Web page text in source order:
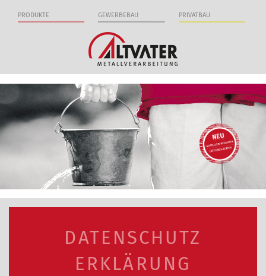
Inhalt
PRODUKTE GEWERBEBAU PRIVATBAU
DATENSCHUTZ
ERKLÄRUNG